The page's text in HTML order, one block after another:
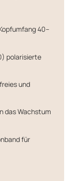
40–
polarisierte
und
das Wachstum
für